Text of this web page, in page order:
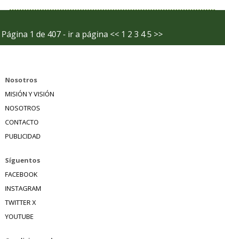
Página 1 de 407 - ir a página << 1 2 3 45 >>
Nosotros
MISIÓN Y VISIÓN
NOSOTROS
CONTACTO
PUBLICIDAD
Síguentos
FACEBOOK
INSTAGRAM
TWITTER X
YOUTUBE